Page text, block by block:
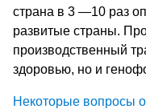
страна в 3 —10 раз
развитые страны.
производственный
здоровью, но и
Некоторые вопросы